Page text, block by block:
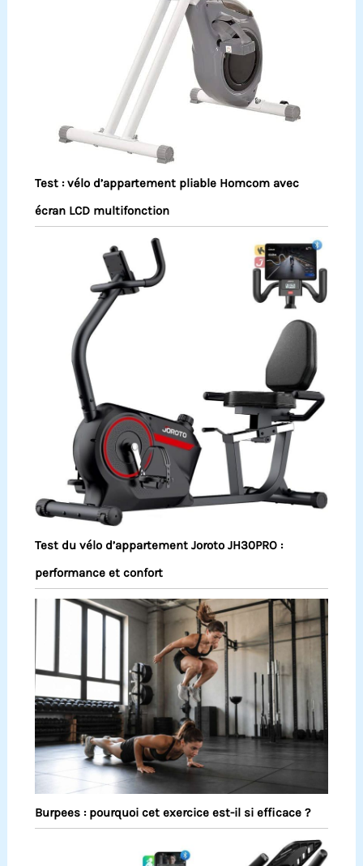
Test : vélo d’appartement pliable Homcom avec
écran LCD multifonction
Test du vélo d’appartement Joroto JH30PRO :
performance et confort
Burpees : pourquoi cet exercice est-il si efficace ?